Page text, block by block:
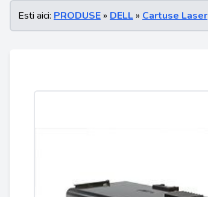
Esti aici: PRODUSE » DELL » Cartuse Laser